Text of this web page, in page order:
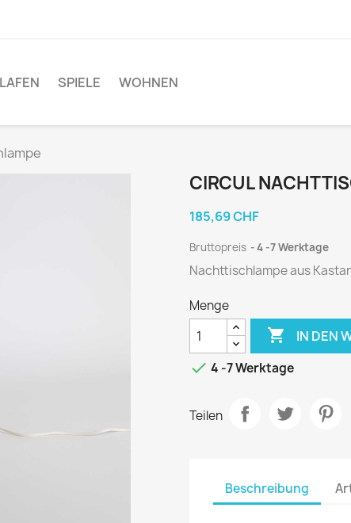
SPIELE WOHNEN
CIRCUL
185,69 CHF
Bruttopreis 4 -7 Werktage
Nachttischlampe aus
Menge
 IN DEN
 4 -7 Werktage
Teilen
Beschreibung